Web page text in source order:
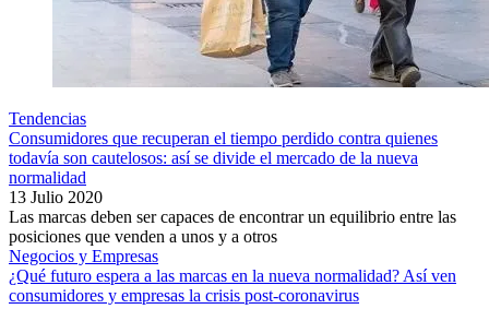
Tendencias
Consumidores que recuperan el tiempo perdido contra quienes
todavía son cautelosos: así se divide el mercado de la nueva
normalidad
13 Julio 2020
Las marcas deben ser capaces de encontrar un equilibrio entre las
posiciones que venden a unos y a otros
Negocios y Empresas
¿Qué futuro espera a las marcas en la nueva normalidad? Así ven
consumidores y empresas la crisis post-coronavirus